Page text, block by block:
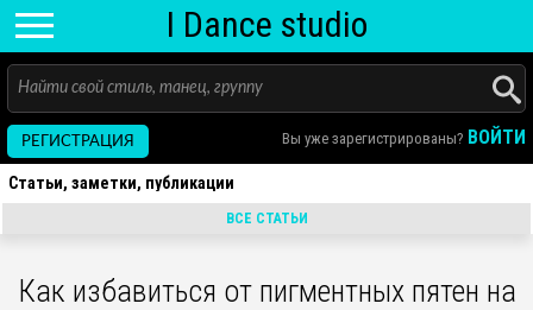
I Dance studio
Вы уже зарегистрированы? ВОЙТИ
РЕГИСТРАЦИЯ
Статьи, заметки, публикации
ВСЕ СТАТЬИ
Как избавиться от пигментных пятен на